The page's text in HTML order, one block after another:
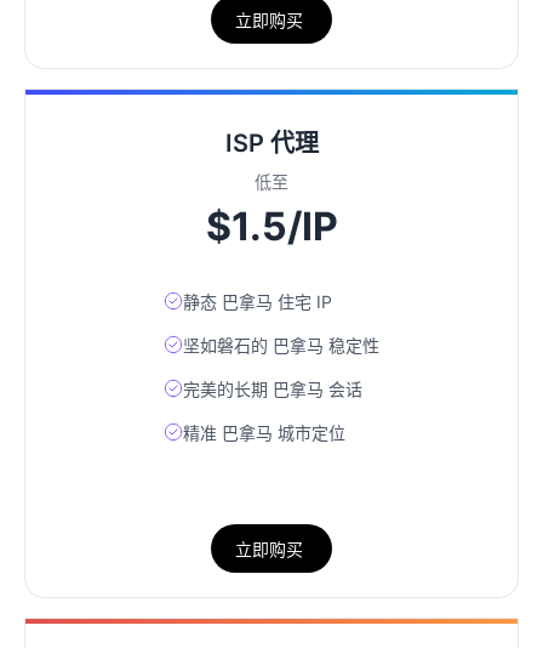
立即购买
ISP 代理
低至
$1.5/IP
静态 巴拿马 住宅 IP
坚如磐石的 巴拿马 稳定性
完美的长期 巴拿马 会话
精准 巴拿马 城市定位
立即购买